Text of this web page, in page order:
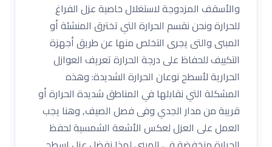
والأسقف المزدوجة لاستغلال خاصية عزل الفراغ
للحرارة ونحن نقسم الحرارة التي تخترق المنشئة أو
المبنى والتى يجرى التخلص منها عن طريق أجهزة
التكييف للحفاظ على درجة الحرارة تعريف العوازل
الحرارية لأسطح نوعان الحرارة الشديدة: وهذه
المشكلة التي نقابلها في المناطق شديدة الحرارة أو
قريبة من مدار الجدي وفى فصل الصيف, وهنا يجب
العمل على العزل لعكس الأشعة الشمسية لحفظ